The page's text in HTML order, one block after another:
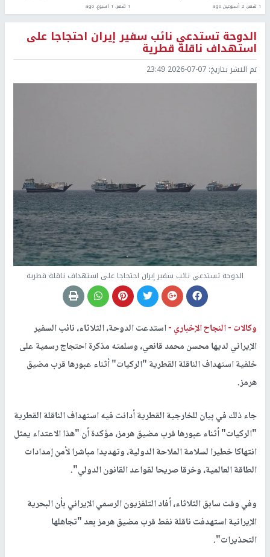
1 شهر، 2 أسبوعين ago 1 شهر، 1 اسبوع. ago
الدوحة تستدعي نائب سفير إيران احتجاجا على
استهداف ناقلة قطرية
تم النشر بتاريخ: 2026-07-07 23:49
الدوحة تستدعي نائب سفير إيران احتجاجا على استهداف ناقلة قطرية
وكالات -النجاح الإخباري -استدعت الدوحة، الثلاثاء، نائب السفير
الإيراني لديها محسن محمد قانعي، وسلمته مذكرة احتجاج رسمية على
خلفية استهداف الناقلة القطرية "الركيات" أثناء عبورها قرب مضيق
هرمز.
جاء ذلك في بيان للخارجية القطرية أدانت فيه استهداف الناقلة القطرية
"الركيات" أثناء عبورها قرب مضيق هرمز، مؤكدة أن "هذا الاعتداء يمثل
انتهاكا خطيرا لسلامة الملاحة الدولية، وتهديدا مباشرا لأمن إمدادات
الطاقة العالمية، وخرقا صريحا لقواعد القانون الدولي".
وفي وقت سابق الثلاثاء، أفاد التلفزيون الرسمي الإيراني بأن البحرية
الإيرانية استهدفت ناقلة نفط قرب مضيق هرمز بعد "تجاهلها
التحذيرات".